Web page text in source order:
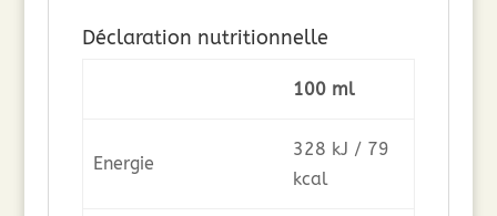
Déclaration nutritionnelle
100 ml
Energie
328 kJ / 79
kcal